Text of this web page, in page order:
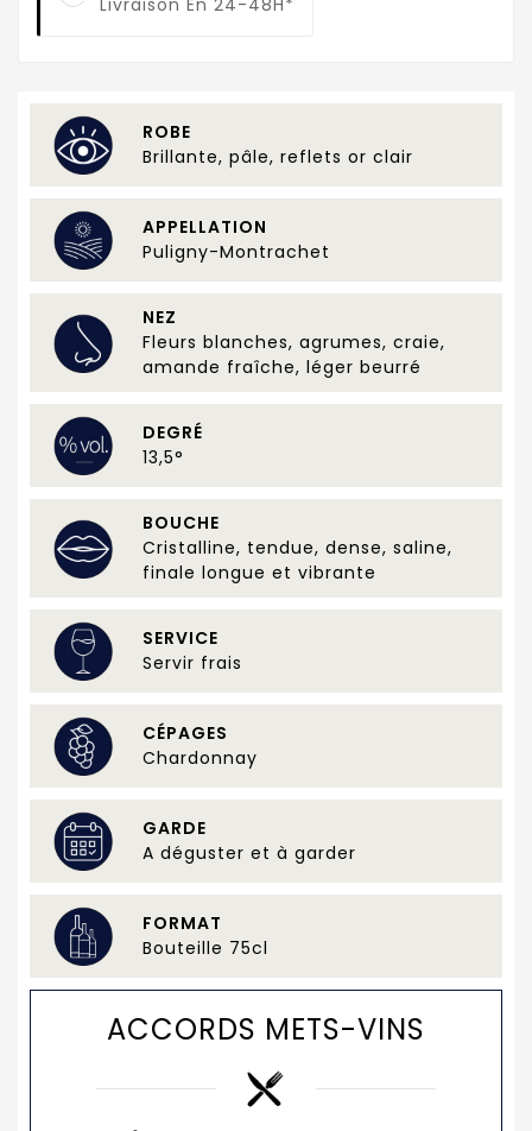
Livraison En 24-48H*
ROBE
Brillante, pâle, reflets or clair
APPELLATION
Puligny-Montrachet
NEZ
Fleurs blanches, agrumes, craie,
amande fraîche, léger beurré
DEGRÉ
13,5°
BOUCHE
Cristalline, tendue, dense, saline,
finale longue et vibrante
SERVICE
Servir frais
CÉPAGES
Chardonnay
GARDE
A déguster et à garder
FORMAT
Bouteille 75cl
ACCORDS METS-VINS